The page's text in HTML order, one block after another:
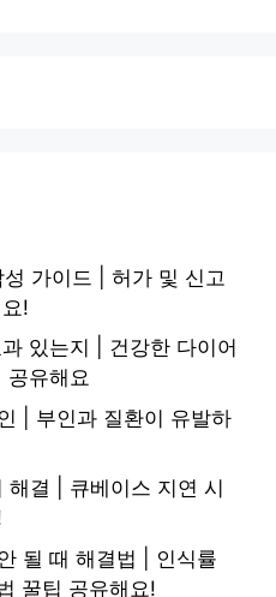
가이드 | 허가 및 신고
!
있는지 | 건강한 다이어
공유해요
| 부인과 질환이 유발하
결 | 큐베이스 지연 시
될 때 해결법 | 인식률
꿀팁 공유해요!